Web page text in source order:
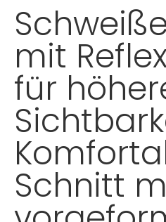
mit
für
Schnitt